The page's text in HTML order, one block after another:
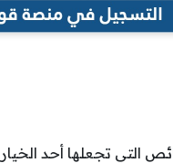
تجعلها أحد